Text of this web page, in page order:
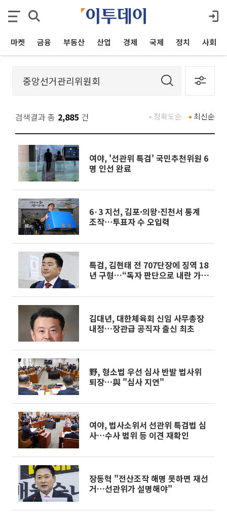
마켓 금융 부동산 산업 경제 국제 정치 사회
검색결과 총 2,885 건 최신순
정확도순
여야, '선관위 특검' 국민추천위원 6
명 인선 완료
6·3 지선, 김포·의왕·진천서 통계
조작⋯투표자 수 오입력
특검, 김현태 전 707단장에 징역 18
년 구형…“독자 판단으로 내란 가
김대년, 대한체육회 신임 사무총장
내정…장관급 공직자 출신 최초
野, 형소법 우선 심사 반발 법사위
퇴장…與 "심사 지연"
여야, 법사소위서 선관위 특검법 심
사…수사 범위 등 이견 재확인
장동혁 "전산조작 해명 못하면 재선
거…선관위가 설명해야"